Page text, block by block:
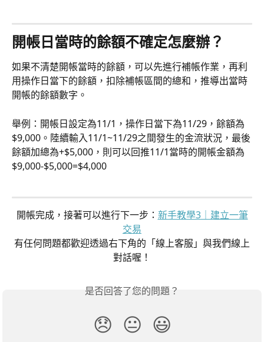
開帳日當時的餘額不確定怎麼辦？
如果不清楚開帳當時的餘額，可以先進行補帳作業，再利
用操作日當下的餘額，扣除補帳區間的總和，推導出當時
開帳的餘額數字。
舉例：開帳日設定為11/1，操作日當下為11/29，餘額為
$9,000。陸續輸入11/1~11/29之間發生的金流狀況，最後
餘額加總為+$5,000，則可以回推11/1當時的開帳金額為
$9,000-$5,000=$4,000
開帳完成，接著可以進行下一步： 新手教學3｜建立一筆
交易
有任何問題都歡迎透過右下角的「線上客服」與我們線上
對話喔！
是否回答了您的問題？
😞 😐 😃